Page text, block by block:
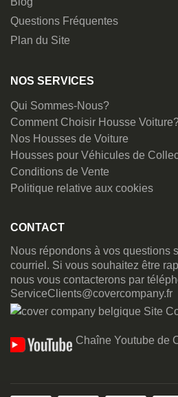
Questions Fréquentes
Plan du Site
NOS SERVICES
Qui Sommes-Nous?
Comment Choisir Housse
Nos Housses de Voiture
Housses pour Véhicules de
Conditions de Vente
Politique relative aux cookies
CONTACT
Nous répondons à vos questions
courriel. Si vous souhaitez être
nous vous contacterons par
ServiceClients@covercompany.fr
Site
Chaîne Youtube de